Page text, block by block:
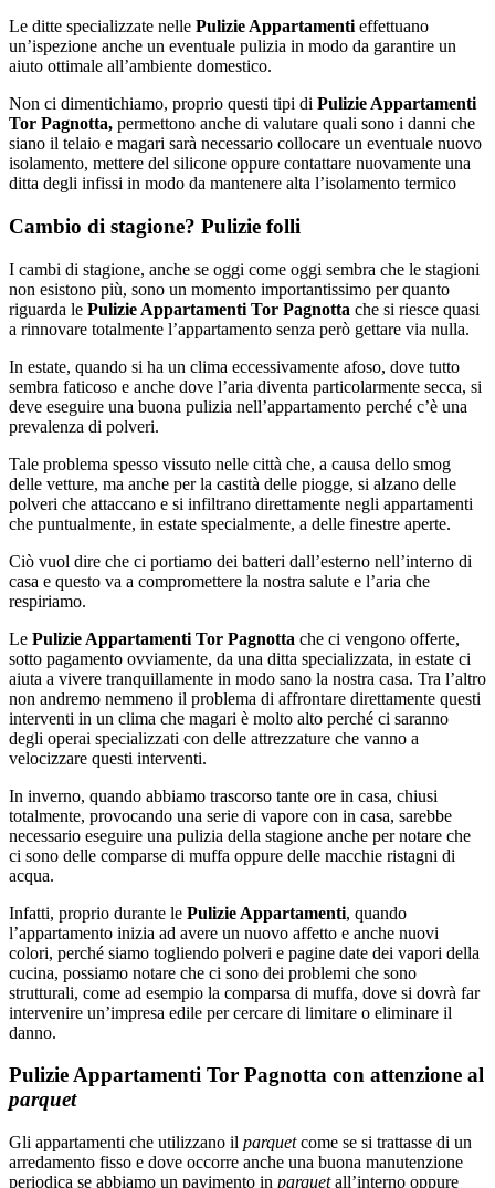
Le ditte specializzate nelle Pulizie Appartamenti effettuano
un’ispezione anche un eventuale pulizia in modo da garantire un
aiuto ottimale all’ambiente domestico.
Non ci dimentichiamo, proprio questi tipi di Pulizie Appartamenti
Tor Pagnotta, permettono anche di valutare quali sono i danni che
siano il telaio e magari sarà necessario collocare un eventuale nuovo
isolamento, mettere del silicone oppure contattare nuovamente una
ditta degli infissi in modo da mantenere alta l’isolamento termico
Cambio di stagione? Pulizie folli
I cambi di stagione, anche se oggi come oggi sembra che le stagioni
non esistono più, sono un momento importantissimo per quanto
riguarda le Pulizie Appartamenti Tor Pagnotta che si riesce quasi
a rinnovare totalmente l’appartamento senza però gettare via nulla.
In estate, quando si ha un clima eccessivamente afoso, dove tutto
sembra faticoso e anche dove l’aria diventa particolarmente secca, si
deve eseguire una buona pulizia nell’appartamento perché c’è una
prevalenza di polveri.
Tale problema spesso vissuto nelle città che, a causa dello smog
delle vetture, ma anche per la castità delle piogge, si alzano delle
polveri che attaccano e si infiltrano direttamente negli appartamenti
che puntualmente, in estate specialmente, a delle finestre aperte.
Ciò vuol dire che ci portiamo dei batteri dall’esterno nell’interno di
casa e questo va a compromettere la nostra salute e l’aria che
respiriamo.
Le Pulizie Appartamenti Tor Pagnotta che ci vengono offerte,
sotto pagamento ovviamente, da una ditta specializzata, in estate ci
aiuta a vivere tranquillamente in modo sano la nostra casa. Tra l’altro
non andremo nemmeno il problema di affrontare direttamente questi
interventi in un clima che magari è molto alto perché ci saranno
degli operai specializzati con delle attrezzature che vanno a
velocizzare questi interventi.
In inverno, quando abbiamo trascorso tante ore in casa, chiusi
totalmente, provocando una serie di vapore con in casa, sarebbe
necessario eseguire una pulizia della stagione anche per notare che
ci sono delle comparse di muffa oppure delle macchie ristagni di
acqua.
Infatti, proprio durante le Pulizie Appartamenti, quando
l’appartamento inizia ad avere un nuovo affetto e anche nuovi
colori, perché siamo togliendo polveri e pagine date dei vapori della
cucina, possiamo notare che ci sono dei problemi che sono
strutturali, come ad esempio la comparsa di muffa, dove si dovrà far
intervenire un’impresa edile per cercare di limitare o eliminare il
danno.
Pulizie Appartamenti Tor Pagnotta con attenzione al
parquet
Gli appartamenti che utilizzano il parquetcome se si trattasse di un
arredamento fisso e dove occorre anche una buona manutenzione
periodica se abbiamo un pavimento in parquetall’interno oppure